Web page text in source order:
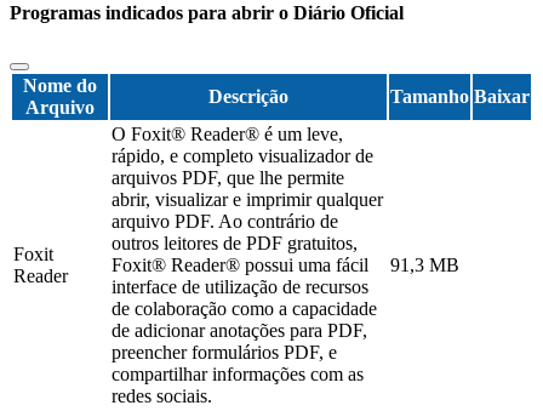
Programas indicados para abrir o Diário Oficial
Nome do
Arquivo
Descrição Tamanho Baixar
Foxit
Reader
O Foxit® Reader® é um leve,
rápido, e completo visualizador de
arquivos PDF, que lhe permite
abrir, visualizar e imprimir qualquer
arquivo PDF. Ao contrário de
outros leitores de PDF gratuitos,
Foxit® Reader® possui uma fácil
interface de utilização de recursos
de colaboração como a capacidade
de adicionar anotações para PDF,
preencher formulários PDF, e
compartilhar informações com as
redes sociais.
91,3 MB